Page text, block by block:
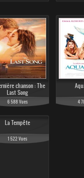
chanson : The
Last Song
6 588 Vues 4
La Tempête
1 522 Vues